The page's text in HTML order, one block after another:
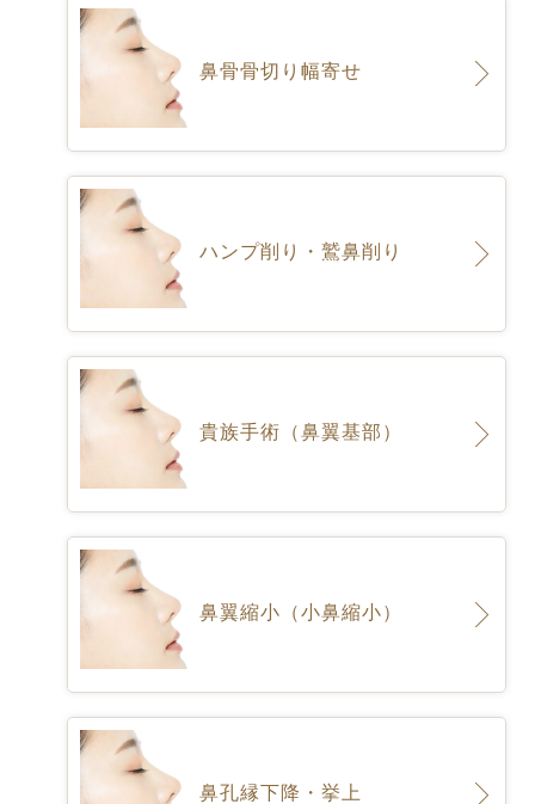
鼻骨骨切り幅寄せ
ハンプ削り・鷲鼻削り
貴族手術（鼻翼基部）
鼻翼縮小（小鼻縮小）
鼻孔縁下降・挙上